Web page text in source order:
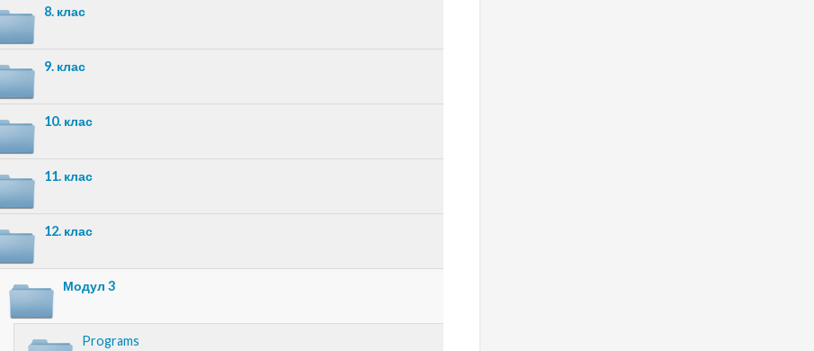
8. клас
9. клас
10. клас
11. клас
12. клас
Модул 3
Programs